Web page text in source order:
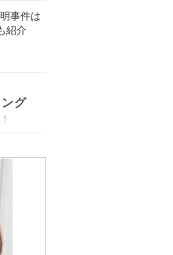
事件は
紹介
グ